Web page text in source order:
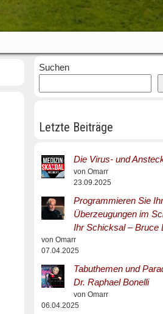
Suchen
Letzte Beiträge
Die Virus- und
von Omarr
23.09.2025
Programmieren Sie
Überzeugungen im
Ihr Schicksal – Bruce
von Omarr
07.04.2025
Tabuthemen und
Dr. Raphael Bonelli
von Omarr
06.04.2025